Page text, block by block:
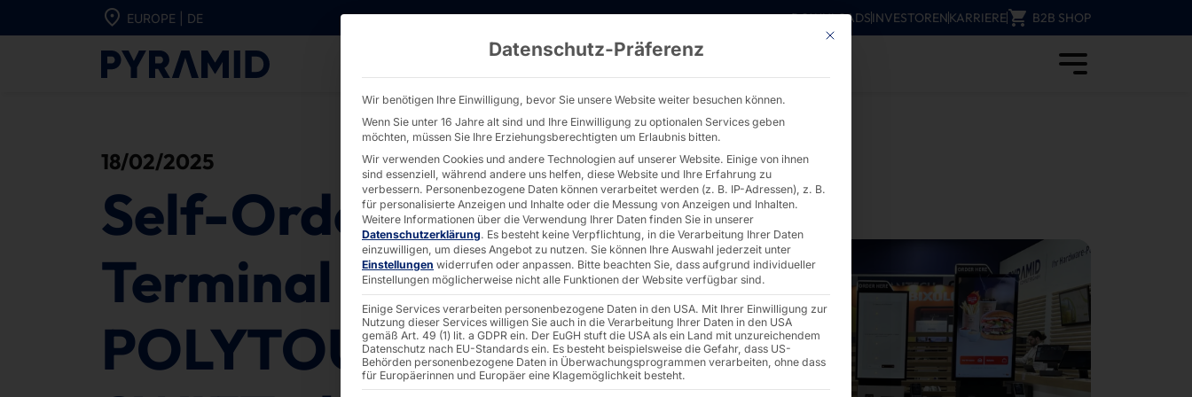
Direkt zum Inhalt wechseln
EUROPE | DE DOWNLOADSINVESTORENKARRIERE B2B SHOP
Self-Order-Terminal POLYTOUCH® SWIFT ab sofort in 3 Bildschirmgrößen erhältlich. - PYRAMID
18/02/2025
Self-Order-
Terminal
POLYTOUCH®
Mit diesem Button wird der Dialog geschlossen. Seine Funktionalität
Datenschutz-Präferenz
Wir benötigen Ihre Einwilligung, bevor Sie unsere Website weiter besuchen können.
Wenn Sie unter 16 Jahre alt sind und Ihre Einwilligung zu optionalen Services geben
möchten, müssen Sie Ihre Erziehungsberechtigten um Erlaubnis bitten.
Wir verwenden Cookies und andere Technologien auf unserer Website. Einige von ihnen
sind essenziell, während andere uns helfen, diese Website und Ihre Erfahrung zu
verbessern. Personenbezogene Daten können verarbeitet werden (z. B. IP-Adressen), z. B.
für personalisierte Anzeigen und Inhalte oder die Messung von Anzeigen und Inhalten.
Weitere Informationen über die Verwendung Ihrer Daten finden Sie in unserer
Datenschutzerklärung. Es besteht keine Verpflichtung, in die Verarbeitung Ihrer Daten
einzuwilligen, um dieses Angebot zu nutzen. Sie können Ihre Auswahl jederzeit unter
Einstellungen widerrufen oder anpassen. Bitte beachten Sie, dass aufgrund individueller
Einstellungen möglicherweise nicht alle Funktionen der Website verfügbar sind.
Einige Services verarbeiten personenbezogene Daten in den USA. Mit Ihrer Einwilligung zur
Nutzung dieser Services willigen Sie auch in die Verarbeitung Ihrer Daten in den USA
gemäß Art. 49 (1) lit. a GDPR ein. Der EuGH stuft die USA als ein Land mit unzureichendem
Datenschutz nach EU-Standards ein. Es besteht beispielsweise die Gefahr, dass US-
Behörden personenbezogene Daten in Überwachungsprogrammen verarbeiten, ohne dass
für Europäerinnen und Europäer eine Klagemöglichkeit besteht.